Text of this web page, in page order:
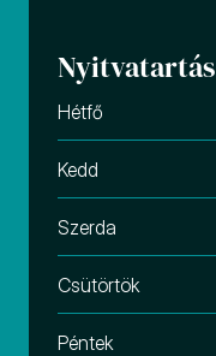
Nyitvatartás
Hétfő
Kedd
Szerda
Csütörtök
Péntek